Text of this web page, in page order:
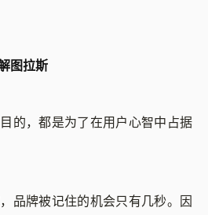
图拉斯
的，都是为了在用户心智中占据
品牌被记住的机会只有几秒。因